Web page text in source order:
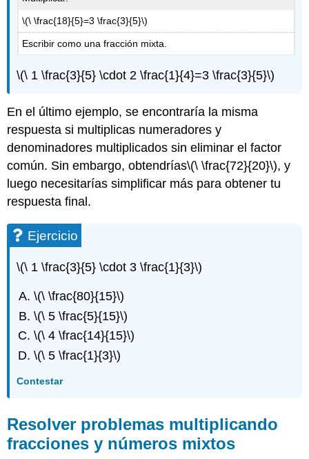
\(\ \frac{18}{5}=3 \frac{3}{5}\)
Escribir como una fracción mixta.
\(\ 1 \frac{3}{5} \cdot 2 \frac{1}{4}=3 \frac{3}{5}\)
En el último ejemplo, se encontraría la misma
respuesta si multiplicas numeradores y
denominadores multiplicados sin eliminar el factor
común. Sin embargo, obtendrías\(\ \frac{72}{20}\), y
luego necesitarías simplificar más para obtener tu
respuesta final.
Ejercicio
\(\ 1 \frac{3}{5} \cdot 3 \frac{1}{3}\)
\(\ \frac{80}{15}\)
\(\ 5 \frac{5}{15}\)
\(\ 4 \frac{14}{15}\)
\(\ 5 \frac{1}{3}\)
Contestar
Resolver problemas multiplicando
fracciones y números mixtos